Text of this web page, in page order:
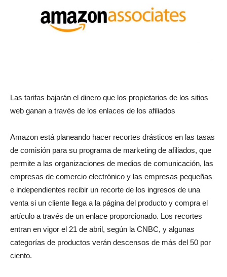
moda
y
belleza
del
Las tarifas bajarán el dinero que los propietarios de los sitios
web ganan a través de los enlaces de los afiliados
Amazon está planeando hacer recortes drásticos en las tasas
de comisión para su programa de marketing de afiliados, que
permite a las organizaciones de medios de comunicación, las
empresas de comercio electrónico y las empresas pequeñas
e independientes recibir un recorte de los ingresos de una
venta si un cliente llega a la página del producto y compra el
artículo a través de un enlace proporcionado. Los recortes
entran en vigor el 21 de abril, según la CNBC, y algunas
categorías de productos verán descensos de más del 50 por
ciento.